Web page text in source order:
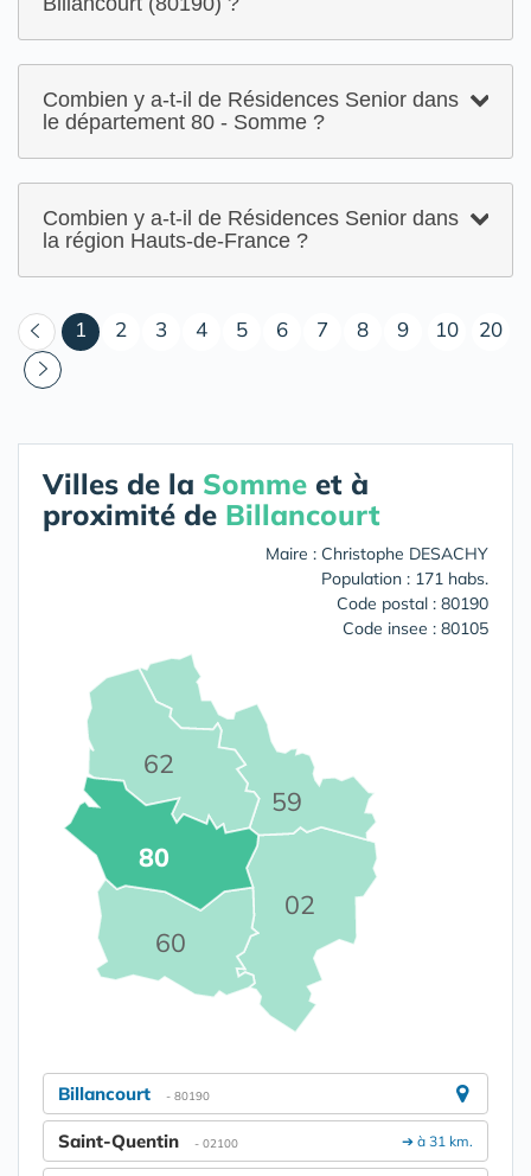
Combien y a-t-il de Résidences Senior dans
le département 80 - Somme ?
Combien y a-t-il de Résidences Senior dans
la région Hauts-de-France ?
1 (courant)
2 3 4 5 6 7 8 9 10 20
Villes de la Somme et à
proximité de Billancourt
Maire : Christophe DESACHY
Population : 171 habs.
Code postal : 80190
Code insee : 80105
02
59
60
62
80
Billancourt - 80190
➔ à 31 km.
Saint-Quentin - 02100